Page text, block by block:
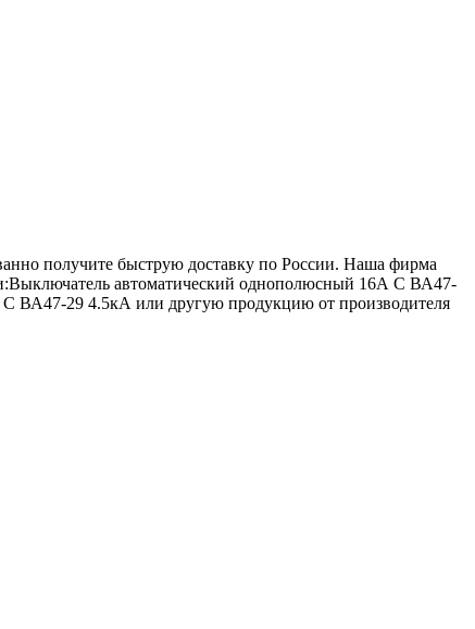
получите быструю доставку по России. Наша фирма
автоматический однополюсный 16А C ВА47-
ВА47-29 4.5кА или другую продукцию от производителя